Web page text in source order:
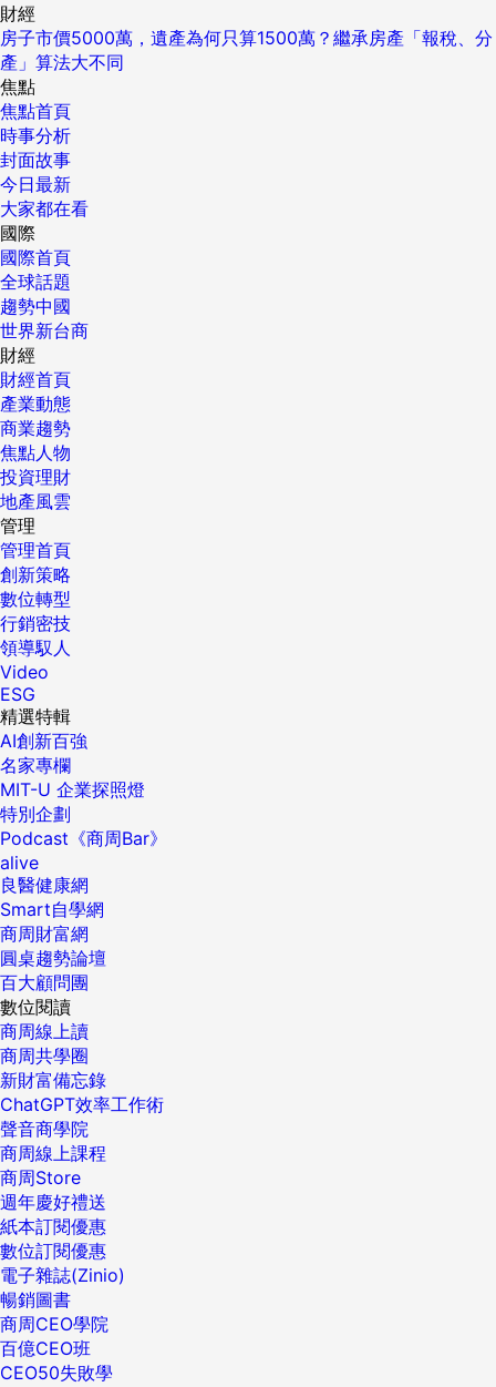
財經
房子市價5000萬，遺產為何只算1500萬？繼承房產「報稅、分
產」算法大不同
焦點
焦點首頁
時事分析
封面故事
今日最新
大家都在看
國際
國際首頁
全球話題
趨勢中國
世界新台商
財經
財經首頁
產業動態
商業趨勢
焦點人物
投資理財
地產風雲
管理
管理首頁
創新策略
數位轉型
行銷密技
領導馭人
Video
ESG
精選特輯
AI創新百強
名家專欄
MIT-U 企業探照燈
特別企劃
Podcast《商周Bar》
alive
良醫健康網
Smart自學網
商周財富網
圓桌趨勢論壇
百大顧問團
數位閱讀
商周線上讀
商周共學圈
新財富備忘錄
ChatGPT效率工作術
聲音商學院
商周線上課程
商周Store
週年慶好禮送
紙本訂閱優惠
數位訂閱優惠
電子雜誌(Zinio)
暢銷圖書
商周CEO學院
百億CEO班
CEO50失敗學